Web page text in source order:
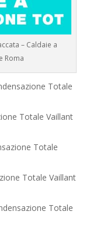
– Caldaie a
Roma
Totale
Totale Vaillant
Totale
Totale Vaillant
Totale